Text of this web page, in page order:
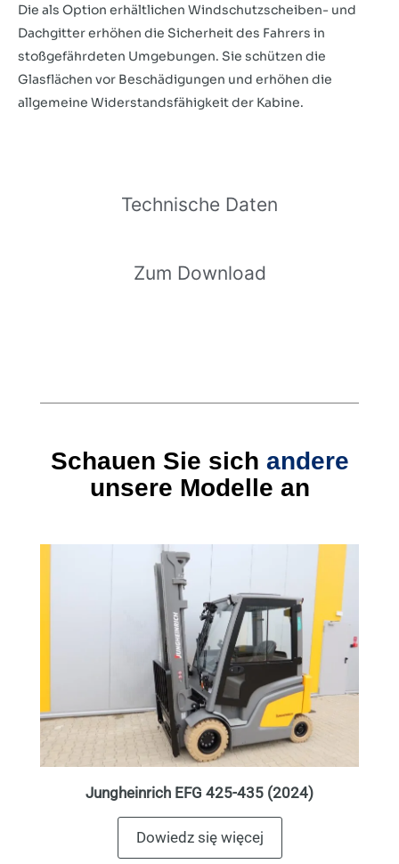
Technische Daten
Zum Download
Die als Option erhältlichen Windschutzscheiben- und
Dachgitter erhöhen die Sicherheit des Fahrers in
stoßgefährdeten Umgebungen. Sie schützen die
Glasflächen vor Beschädigungen und erhöhen die
allgemeine Widerstandsfähigkeit der Kabine.
Schauen Sie sich andere
unsere Modelle an
Jungheinrich EFG 425-435 (2024)
Dowiedz się więcej